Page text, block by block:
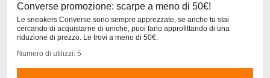
Converse promozione: scarpe a meno di 50€!
Le sneakers Converse sono sempre apprezzate, se anche tu stai
cercando di acquistarne di uniche, puoi farlo approfittando di una
riduzione di prezzo. Le trovi a meno di 50€.
Numero di utilizzi: 5